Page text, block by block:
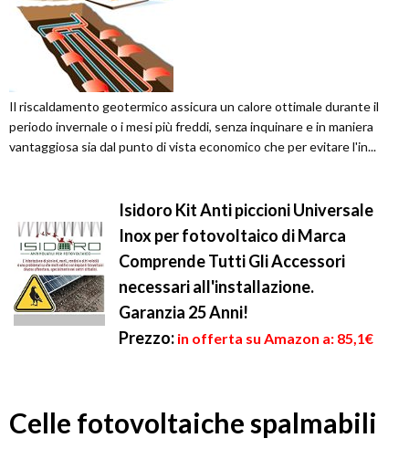
Il riscaldamento geotermico assicura un calore ottimale durante il
periodo invernale o i mesi più freddi, senza inquinare e in maniera
vantaggiosa sia dal punto di vista economico che per evitare l'in...
Isidoro Kit Anti piccioni Universale
Inox per fotovoltaico di Marca
Comprende Tutti Gli Accessori
necessari all'installazione.
Garanzia 25 Anni!
Prezzo: in offerta su Amazon a: 85,1€
Celle fotovoltaiche spalmabili